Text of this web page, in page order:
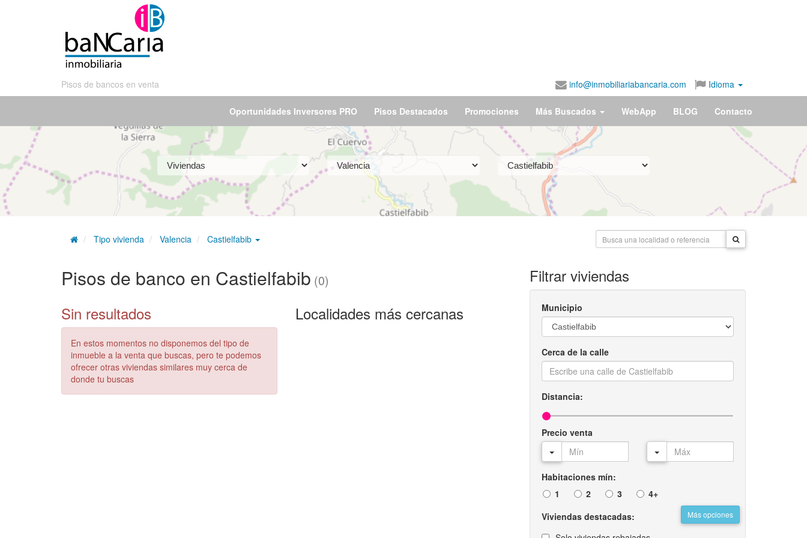
Pisos de bancos en venta info@inmobiliariabancaria.com Idioma
Oportunidades Inversores PRO Pisos Destacados Promociones Más Buscados WebApp BLOG Contacto
Tipo vivienda Valencia Castielfabib
Pisos de banco en Castielfabib (0)
Sin resultados
En estos momentos no disponemos del tipo de
inmueble a la venta que buscas, pero te podemos
ofrecer otras viviendas similares muy cerca de
donde tu buscas
Localidades más cercanas
Filtrar viviendas
Municipio
Cerca de la calle
Distancia:
Precio venta
Habitaciones mín:
1
2 3 4+
Más opciones
Viviendas destacadas: